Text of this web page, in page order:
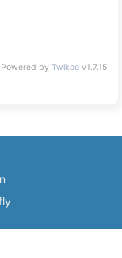
Powered by Twikoo v1.7.15